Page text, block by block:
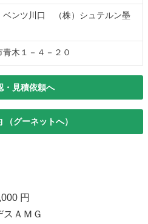
ベンツ川口 （株）シュテルン墨
木１－４－２０
・見積依頼へ
（グーネットへ）
円
ＡＭＧ